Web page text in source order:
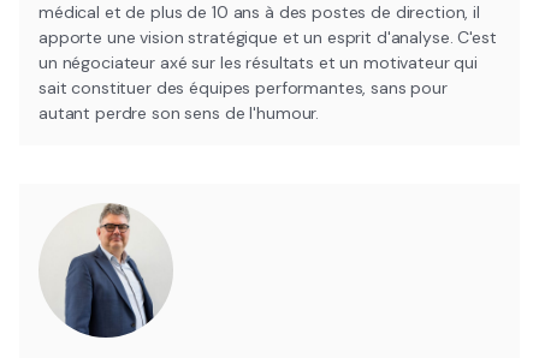
médical et de plus de 10 ans à des postes de direction, il
apporte une vision stratégique et un esprit d'analyse. C'est
un négociateur axé sur les résultats et un motivateur qui
sait constituer des équipes performantes, sans pour
autant perdre son sens de l'humour.